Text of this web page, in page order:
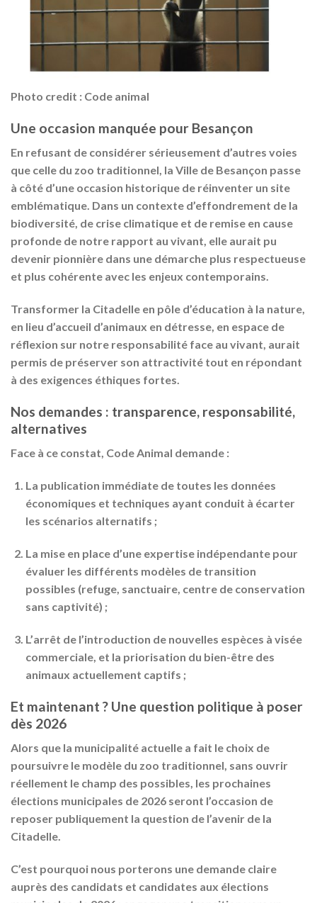
Photo credit : Code animal
Une occasion manquée pour Besançon
En refusant de considérer sérieusement d’autres voies
que celle du zoo traditionnel, la Ville de Besançon passe
à côté d’une occasion historique de réinventer un site
emblématique. Dans un contexte d’effondrement de la
biodiversité, de crise climatique et de remise en cause
profonde de notre rapport au vivant, elle aurait pu
devenir pionnière dans une démarche plus respectueuse
et plus cohérente avec les enjeux contemporains.
Transformer la Citadelle en pôle d’éducation à la nature,
en lieu d’accueil d’animaux en détresse, en espace de
réflexion sur notre responsabilité face au vivant, aurait
permis de préserver son attractivité tout en répondant
à des exigences éthiques fortes.
Nos demandes : transparence, responsabilité,
alternatives
Face à ce constat, Code Animal demande :
La publication immédiatede toutes les données
économiques et techniques ayant conduit à écarter
les scénarios alternatifs ;
La mise en place d’une expertise indépendantepour
évaluer les différents modèles de transition
possibles (refuge, sanctuaire, centre de conservation
sans captivité) ;
L’arrêt de l’introduction de nouvelles espèces à visée
commerciale, et la priorisation du bien-être des
animaux actuellement captifs ;
Et maintenant ? Une question politique à poser
dès 2026
Alors que la municipalité actuelle a fait le choix de
poursuivre le modèle du zoo traditionnel, sans ouvrir
réellement le champ des possibles, les prochaines
élections municipales de 2026 seront l’occasion de
reposer publiquement la question de l’avenir de la
Citadelle.
C’est pourquoi nous porterons une demande claire
auprès des candidats et candidates aux élections